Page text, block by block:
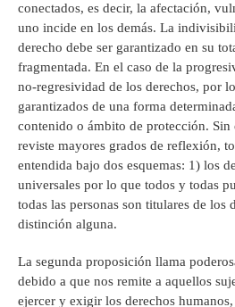
conectados, es decir, la afectación,
uno incide en los demás. La
derecho debe ser garantizado en su
fragmentada. En el caso de la
no-regresividad de los derechos, por
garantizados de una forma
contenido o ámbito de protección.
reviste mayores grados de reflexión,
entendida bajo dos esquemas: 1) los
universales por lo que todos y todas
todas las personas son titulares de los
distinción alguna.
La segunda proposición llama
debido a que nos remite a aquellos
ejercer y exigir los derechos